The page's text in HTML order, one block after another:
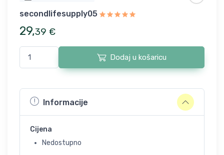
secondlifesupply05
29,39 €
Dodaj u košaricu
Informacije
Cijena
Nedostupno